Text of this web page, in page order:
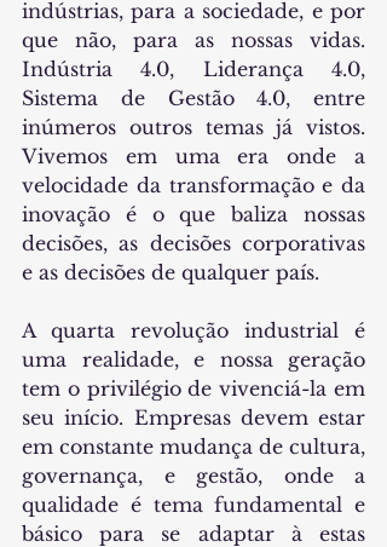
indústrias, para a sociedade, e por
que não, para as nossas vidas.
Indústria 4.0, Liderança 4.0,
Sistema de Gestão 4.0, entre
inúmeros outros temas já vistos.
Vivemos em uma era onde a
velocidade da transformação e da
inovação é o que baliza nossas
decisões, as decisões corporativas
e as decisões de qualquer país.
A quarta revolução industrial é
uma realidade, e nossa geração
tem o privilégio de vivenciá-la em
seu início. Empresas devem estar
em constante mudança de cultura,
governança, e gestão, onde a
qualidade é tema fundamental e
básico para se adaptar à estas